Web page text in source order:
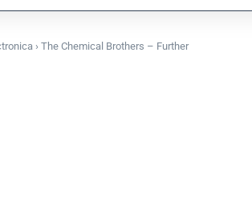
› The Chemical Brothers – Further